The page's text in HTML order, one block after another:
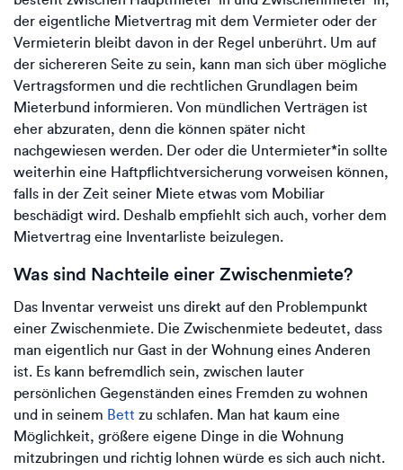
der eigentliche Mietvertrag mit dem Vermieter oder der
Vermieterin bleibt davon in der Regel unberührt. Um auf
der sichereren Seite zu sein, kann man sich über mögliche
Vertragsformen und die rechtlichen Grundlagen beim
Mieterbund informieren. Von mündlichen Verträgen ist
eher abzuraten, denn die können später nicht
nachgewiesen werden. Der oder die Untermieter*in sollte
weiterhin eine Haftpflichtversicherung vorweisen können,
falls in der Zeit seiner Miete etwas vom Mobiliar
beschädigt wird. Deshalb empfiehlt sich auch, vorher dem
Mietvertrag eine Inventarliste beizulegen.
Was sind Nachteile einer Zwischenmiete?
Das Inventar verweist uns direkt auf den Problempunkt
einer Zwischenmiete. Die Zwischenmiete bedeutet, dass
man eigentlich nur Gast in der Wohnung eines Anderen
ist. Es kann befremdlich sein, zwischen lauter
persönlichen Gegenständen eines Fremden zu wohnen
und in seinem Bett zu schlafen. Man hat kaum eine
Möglichkeit, größere eigene Dinge in die Wohnung
mitzubringen und richtig lohnen würde es sich auch nicht.